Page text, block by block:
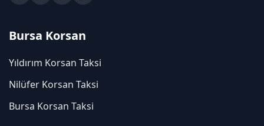
Bursa Korsan
Yıldırım Korsan Taksi
Nilüfer Korsan Taksi
Bursa Korsan Taksi